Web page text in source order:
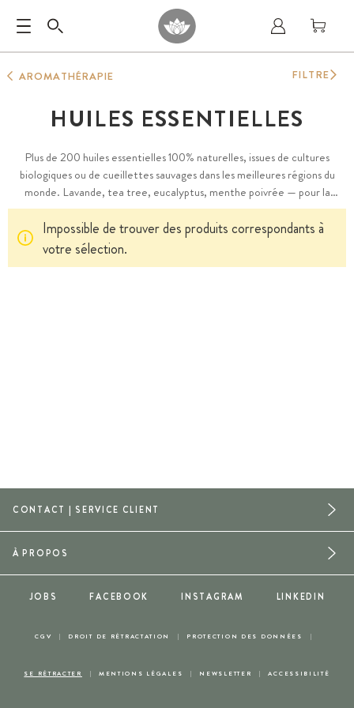
AROMATHÉRAPIE
HUILES ESSENTIELLES
Plus de 200 huiles essentielles 100% naturelles, issues de cultures
biologiques ou de cueillettes sauvages dans les meilleures régions du
monde. Lavande, tea tree, eucalyptus, menthe poivrée — pour la
relaxation, le sommeil, la digestion ou l'énergie. Pures, sans additifs, sans
conservateurs.
Impossible de trouver des produits correspondants à
votre sélection.
FILTRE
CONTACT | SERVICE CLIENT
CGV DROIT DE RÉTRACTATION PROTECTION DES DONNÉES
SE RÉTRACTER MENTIONS LÉGALES NEWSLETTER ACCESSIBILITÉ
À PROPOS
JOBS FACEBOOK INSTAGRAM LINKEDIN